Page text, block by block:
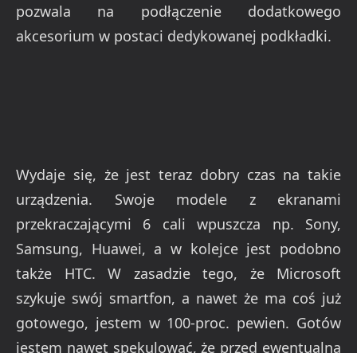
pozwala na podłączenie dodatkowego
akcesorium w postaci dedykowanej podkładki.
Wydaje się, że jest teraz dobry czas na takie
urządzenia. Swoje modele z ekranami
przekraczającymi 6 cali wpuszcza np. Sony,
Samsung, Huawei, a w kolejce jest podobno
także HTC. W zasadzie tego, że Microsoft
szykuje swój smartfon, a nawet że ma coś już
gotowego, jestem w 100-proc. pewien. Gotów
jestem nawet spekulować, że przed ewentualna